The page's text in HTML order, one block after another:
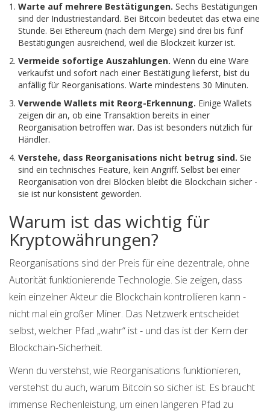
Warte auf mehrere Bestätigungen. Sechs Bestätigungen
sind der Industriestandard. Bei Bitcoin bedeutet das etwa eine
Stunde. Bei Ethereum (nach dem Merge) sind drei bis fünf
Bestätigungen ausreichend, weil die Blockzeit kürzer ist.
Vermeide sofortige Auszahlungen. Wenn du eine Ware
verkaufst und sofort nach einer Bestätigung lieferst, bist du
anfällig für Reorganisations. Warte mindestens 30 Minuten.
Verwende Wallets mit Reorg-Erkennung. Einige Wallets
zeigen dir an, ob eine Transaktion bereits in einer
Reorganisation betroffen war. Das ist besonders nützlich für
Händler.
Verstehe, dass Reorganisations nicht betrug sind. Sie
sind ein technisches Feature, kein Angriff. Selbst bei einer
Reorganisation von drei Blöcken bleibt die Blockchain sicher -
sie ist nur konsistent geworden.
Warum ist das wichtig für
Kryptowährungen?
Reorganisations sind der Preis für eine dezentrale, ohne
Autorität funktionierende Technologie. Sie zeigen, dass
kein einzelner Akteur die Blockchain kontrollieren kann -
nicht mal ein großer Miner. Das Netzwerk entscheidet
selbst, welcher Pfad „wahr“ ist - und das ist der Kern der
Blockchain-Sicherheit.
Wenn du verstehst, wie Reorganisations funktionieren,
verstehst du auch, warum Bitcoin so sicher ist. Es braucht
immense Rechenleistung, um einen längeren Pfad zu